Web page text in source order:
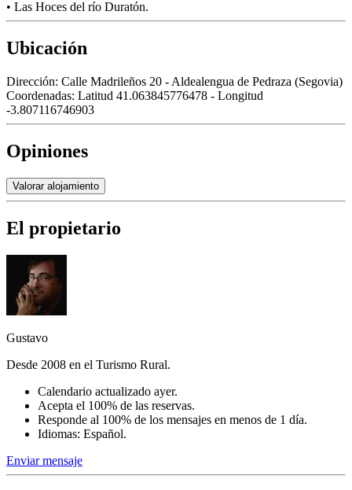
• Las Hoces del río Duratón.
Ubicación
Dirección: Calle Madrileños 20 - Aldealengua de Pedraza (Segovia)
Coordenadas: Latitud 41.063845776478 - Longitud
-3.807116746903
Opiniones
Valorar alojamiento
El propietario
Gustavo
Desde 2008 en el Turismo Rural.
Calendario actualizado ayer.
Acepta el 100% de las reservas.
Responde al 100% de los mensajes en menos de 1 día.
Idiomas: Español.
Enviar mensaje